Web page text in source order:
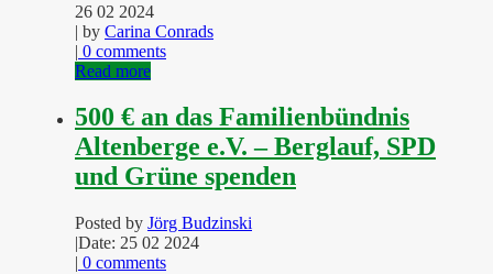
26 02 2024
| by Carina Conrads
| 0 comments
Read more
500 € an das Familienbündnis
Altenberge e.V. – Berglauf, SPD
und Grüne spenden
Posted by Jörg Budzinski
|Date: 25 02 2024
| 0 comments